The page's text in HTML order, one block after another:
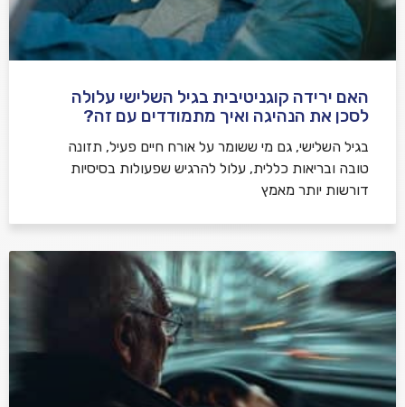
האם ירידה קוגניטיבית בגיל השלישי עלולה
לסכן את הנהיגה ואיך מתמודדים עם זה?
בגיל השלישי, גם מי ששומר על אורח חיים פעיל, תזונה
טובה ובריאות כללית, עלול להרגיש שפעולות בסיסיות
דורשות יותר מאמץ